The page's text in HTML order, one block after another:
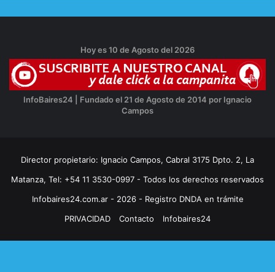
Hoy es 10 de Agosto del 2026
InfoBaires24 | Fundado el 21 de Agosto de 2014 por Ignacio
Campos
Director propietario: Ignacio Campos, Cabral 3175 Dpto. 2, La
Matanza, Tel: +54 11 3530-0997 - Todos los derechos reservados
Infobaires24.com.ar - 2026 - Registro DNDA en trámite
PRIVACIDAD
Contacto Infobaires24